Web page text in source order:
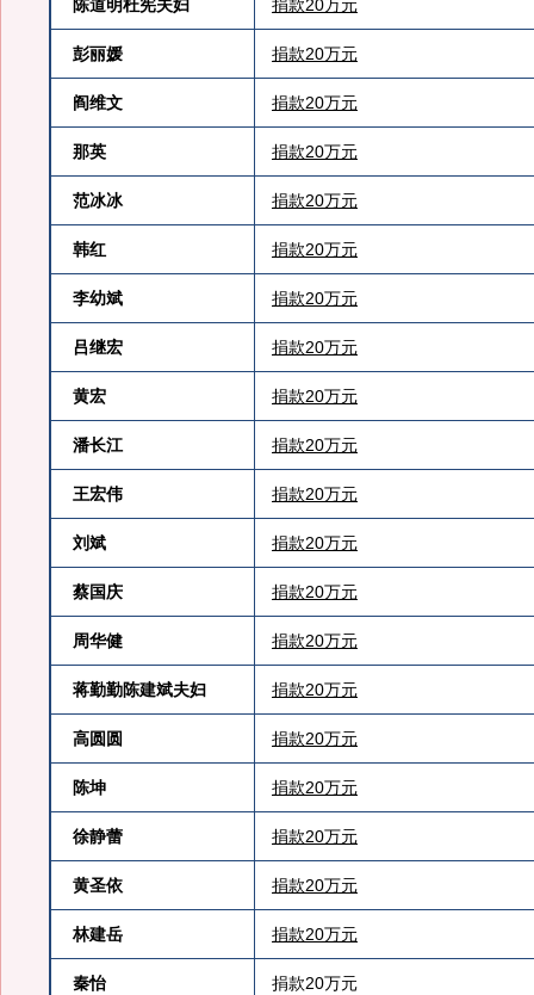
陈道明杜宪夫妇 捐款20万元
彭丽媛 捐款20万元
阎维文 捐款20万元
那英 捐款20万元
范冰冰 捐款20万元
韩红 捐款20万元
李幼斌 捐款20万元
吕继宏 捐款20万元
黄宏 捐款20万元
潘长江 捐款20万元
王宏伟 捐款20万元
刘斌 捐款20万元
蔡国庆 捐款20万元
周华健 捐款20万元
蒋勤勤陈建斌夫妇 捐款20万元
高圆圆 捐款20万元
陈坤 捐款20万元
徐静蕾 捐款20万元
黄圣依 捐款20万元
林建岳 捐款20万元
秦怡 捐款20万元